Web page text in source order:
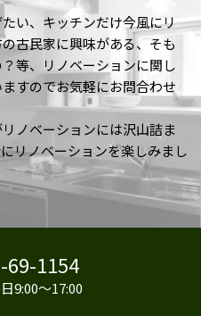
い、キッチンだけ今風にリ
古民家に興味がある、そも
等、リノベーションに関し
すのでお気軽にお問合わせ
ノベーションには沢山詰ま
リノベーションを楽しみまし
69-1154
9:00～17:00